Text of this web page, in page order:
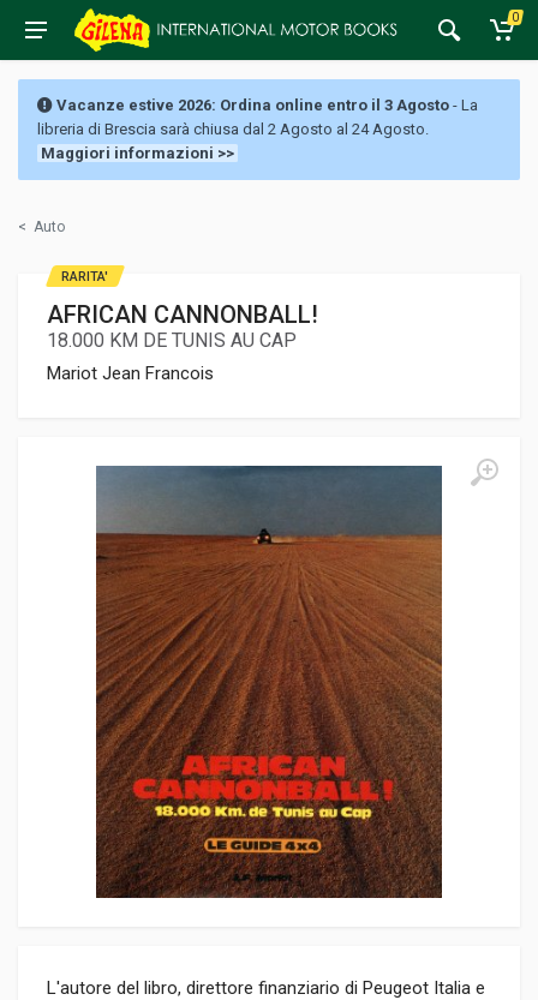
0
Vacanze estive 2026: Ordina online entro il 3 Agosto - La
libreria di Brescia sarà chiusa dal 2 Agosto al 24 Agosto.
Maggiori informazioni >>
< Auto
AFRICAN CANNONBALL!
18.000 KM DE TUNIS AU CAP
Mariot Jean Francois
L'autore del libro, direttore finanziario di Peugeot Italia e
RARITA'